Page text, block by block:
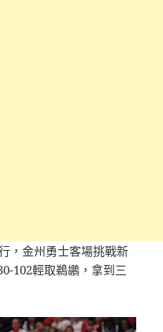
，金州勇士客場挑戰新
102輕取鵜鶘，拿到三